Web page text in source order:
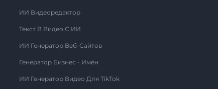
ИИ Видеоредактор
Текст В Видео С ИИ
ИИ Генератор Веб-Сайтов
Генератор Бизнес - Имён
ИИ Генератор Видео Для TikTok